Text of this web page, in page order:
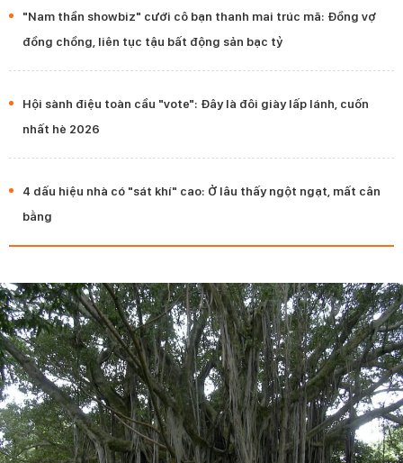
"Nam thần showbiz" cưới cô bạn thanh mai trúc mã: Đồng vợ
đồng chồng, liên tục tậu bất động sản bạc tỷ
Hội sành điệu toàn cầu "vote": Đây là đôi giày lấp lánh, cuốn
nhất hè 2026
4 dấu hiệu nhà có "sát khí" cao: Ở lâu thấy ngột ngạt, mất cân
bằng